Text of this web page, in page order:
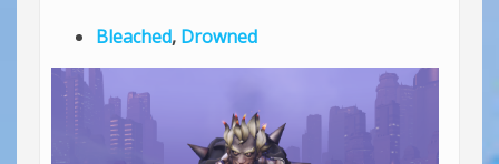
Bleached, Drowned